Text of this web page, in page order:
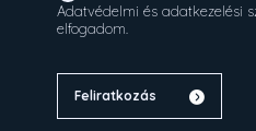
Adatvédelmi és adatkezelési
elfogadom.
Feliratkozás